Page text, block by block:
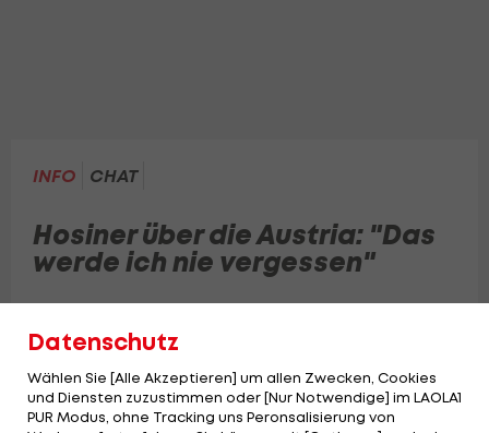
INFO CHAT
Hosiner über die Austria: "Das
werde ich nie vergessen"
Stammtisch eine User-Frage.
Datenschutz
Wählen Sie [Alle Akzeptieren] um allen Zwecken, Cookies
und Diensten zuzustimmen oder [Nur Notwendige] im LAOLA1
PUR Modus, ohne Tracking uns Peronsalisierung von